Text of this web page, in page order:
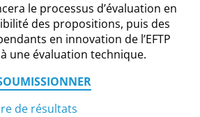
le processus d’évaluation en
des propositions, puis des
en innovation de l’EFTP
une évaluation technique.
de résultats